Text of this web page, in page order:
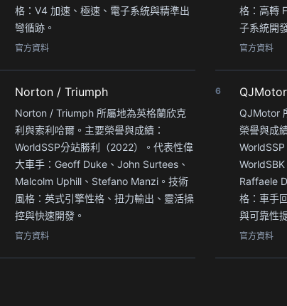
格：V4 加速、極速、電子系統與精準出
彎循跡。
官方資料
格：高轉
子系統開
官方資料
Norton / Triumph
Norton / Triumph 所屬地為英格蘭欣克
利與索利哈爾。主要榮譽與成績：
WorldSSP分站勝利（2022）。代表性偉
大車手：Geoff Duke、John Surtees、
Malcolm Uphill、Stefano Manzi。技術
風格：英式引擎性格、扭力輸出、靈活操
控與快速開發。
官方資料
6 QJMotor
QJMotor
榮譽與成
WorldSBK
Raffaele
格：車手
與可靠性
官方資料